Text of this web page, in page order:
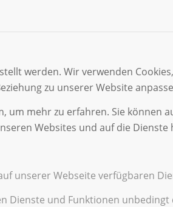
werden. Wir verwenden
zu unserer Website
mehr zu erfahren. Sie können
Websites und auf die
unserer Webseite verfügbaren
Dienste und Funktionen